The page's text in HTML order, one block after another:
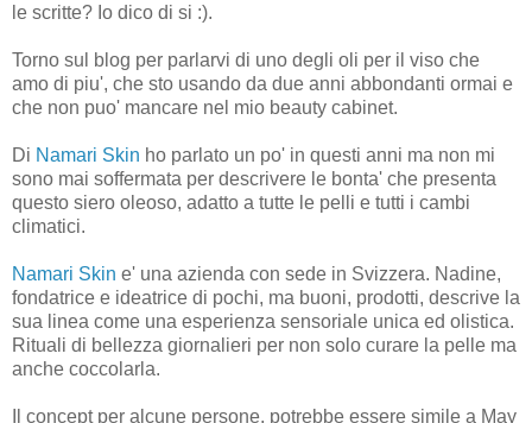
le scritte? Io dico di si :).
Torno sul blog per parlarvi di uno degli oli per il viso che
amo di piu', che sto usando da due anni abbondanti ormai e
che non puo' mancare nel mio beauty cabinet.
Di Namari Skin ho parlato un po' in questi anni ma non mi
sono mai soffermata per descrivere le bonta' che presenta
questo siero oleoso, adatto a tutte le pelli e tutti i cambi
climatici.
Namari Skin e' una azienda con sede in Svizzera. Nadine,
fondatrice e ideatrice di pochi, ma buoni, prodotti, descrive la
sua linea come una esperienza sensoriale unica ed olistica.
Rituali di bellezza giornalieri per non solo curare la pelle ma
anche coccolarla.
Il concept per alcune persone, potrebbe essere simile a May